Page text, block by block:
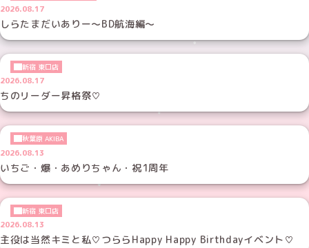
2026.08.17
しらたまだいありー～BD航海編～
新宿 東口店
2026.08.17
ちのリーダー昇格祭♡
秋葉原 AKIBA
2026.08.13
いちご・爆・あめりちゃん・祝1周年
新宿 東口店
2026.08.13
主役は当然キミと私♡つららHappy Happy Birthdayイベント♡